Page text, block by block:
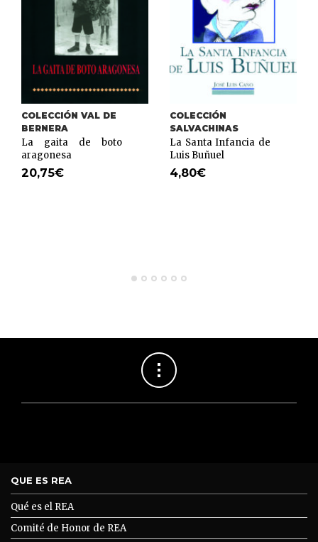
COLECCIÓN VAL DE
BERNERA
La gaita de boto
aragonesa
20,75€
COLECCIÓN
SALVACHINAS
La Santa Infancia de
Luis Buñuel
4,80€
QUE ES REA
Qué es el REA
Comité de Honor de REA